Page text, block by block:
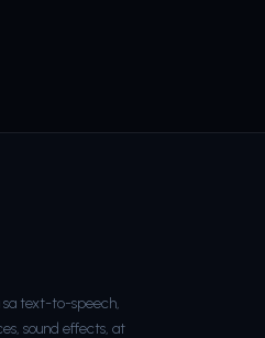
text-to-speech,
sound effects, at